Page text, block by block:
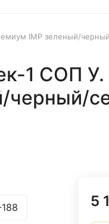
IMP зеленый/
1 СОП
черный/
5